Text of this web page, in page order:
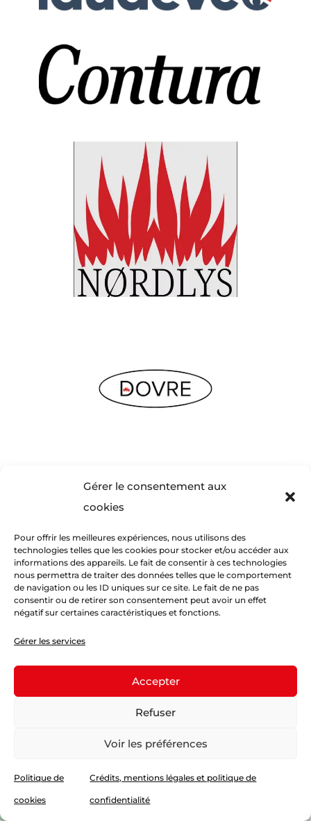
Gérer le consentement aux
cookies
Pour offrir les meilleures expériences, nous utilisons des
technologies telles que les cookies pour stocker et/ou accéder aux
informations des appareils. Le fait de consentir à ces technologies
nous permettra de traiter des données telles que le comportement
de navigation ou les ID uniques sur ce site. Le fait de ne pas
consentir ou de retirer son consentement peut avoir un effet
négatif sur certaines caractéristiques et fonctions.
Gérer les services
Accepter
Refuser
Voir les préférences
Politique de
cookies
Crédits, mentions légales et politique de
confidentialité
Cliquez sur « J’accepte » pour activer
Google maps
Politique de cookies